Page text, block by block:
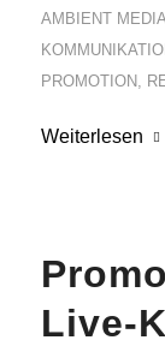
AMBIENT
PROMOTION,
Weiterlesen
Live-